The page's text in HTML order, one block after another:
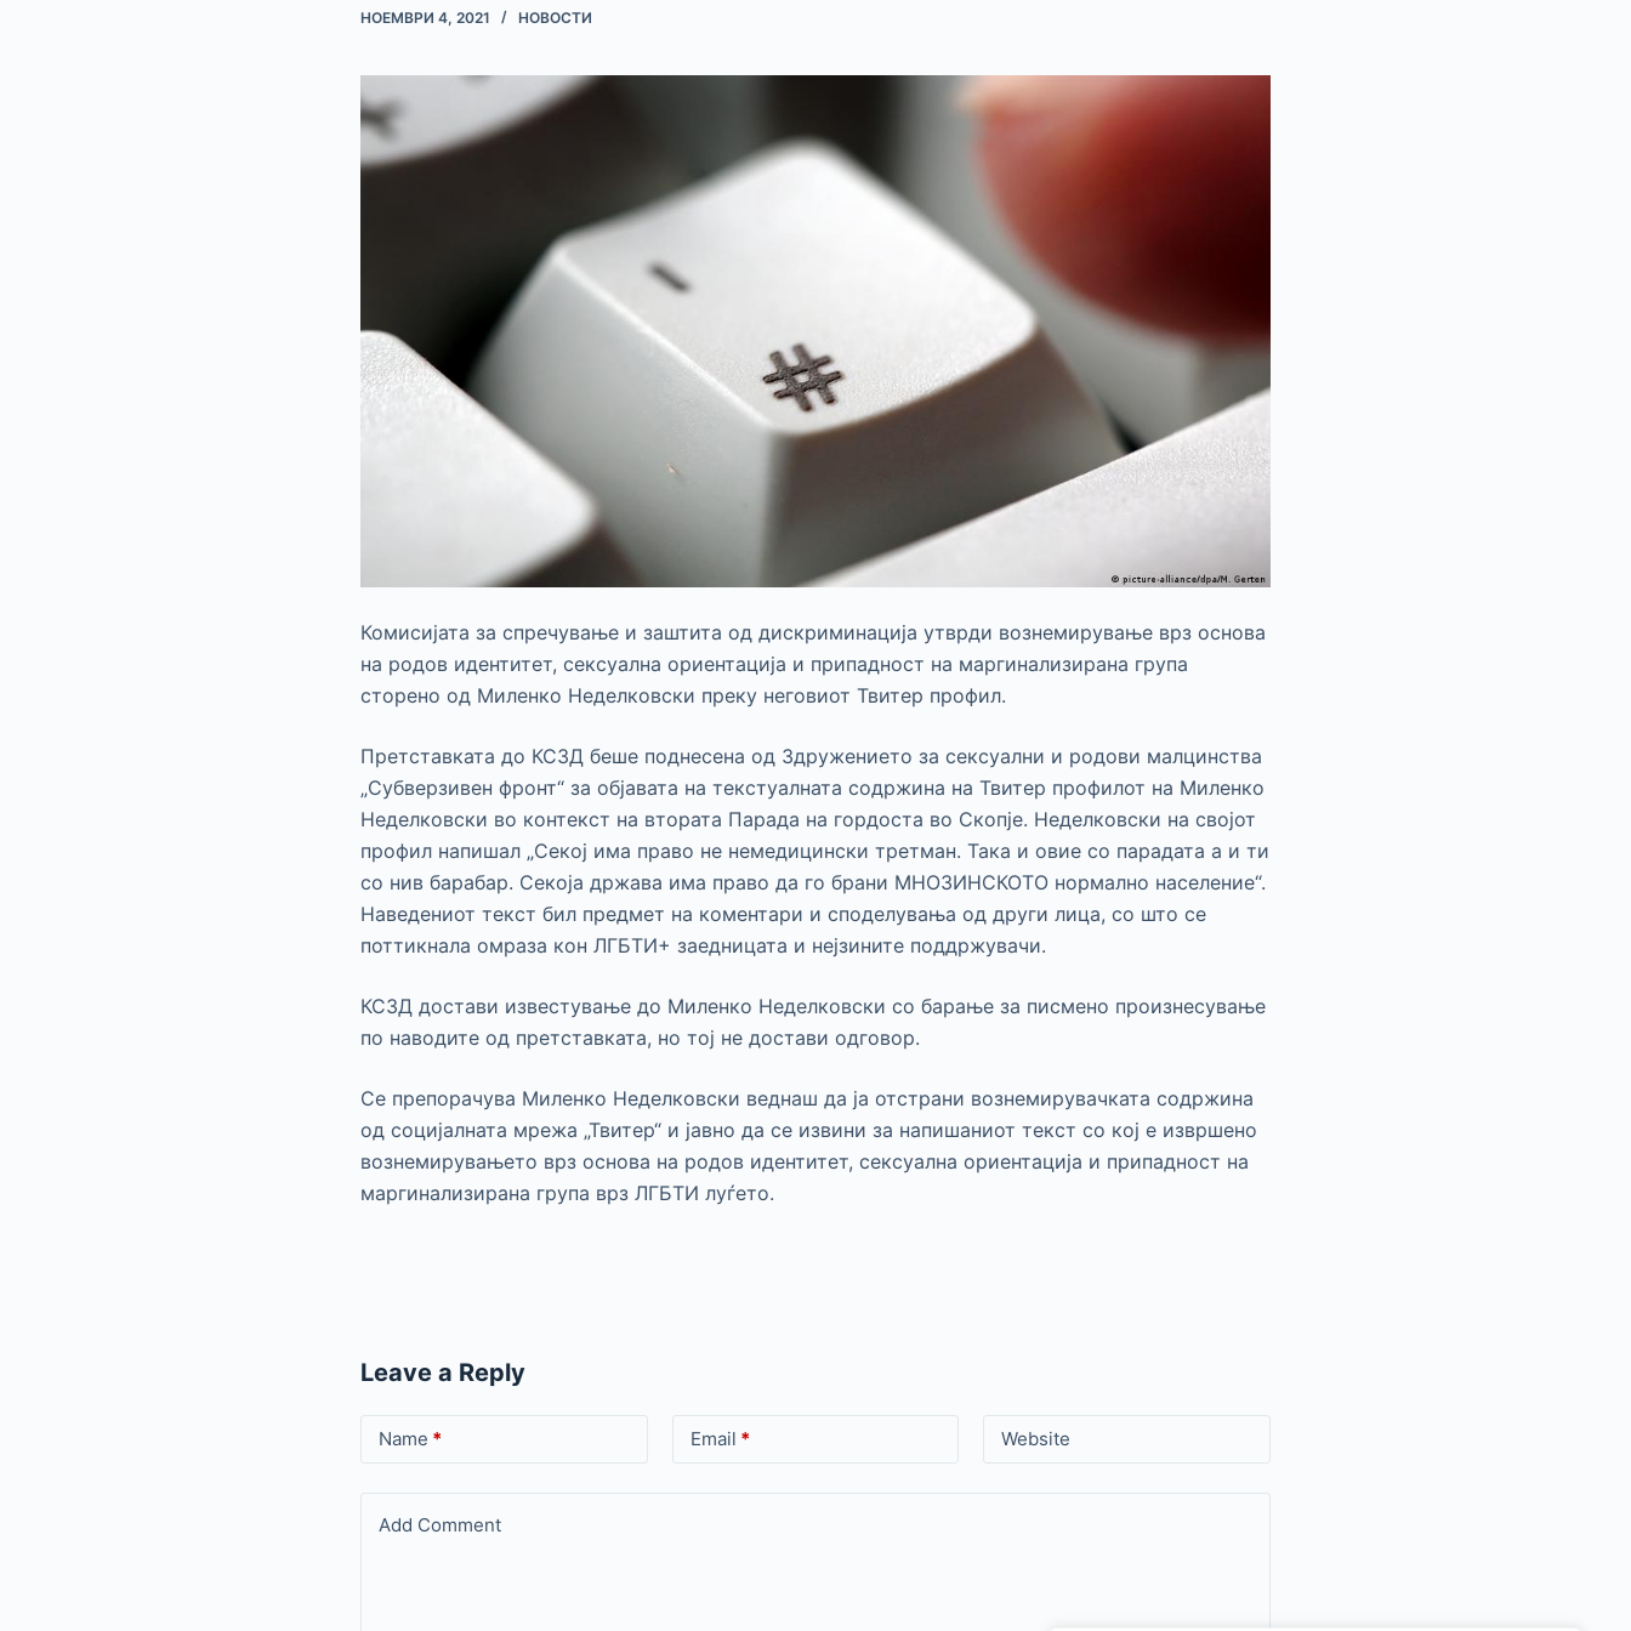
НОЕМВРИ 4, 2021 НОВОСТИ
Комисијата за спречување и заштита од дискриминација утврди вознемирување врз основа
на родов идентитет, сексуална ориентација и припадност на маргинализирана група
сторено од Миленко Неделковски преку неговиот Твитер профил.
Претставката до КСЗД беше поднесена од Здружението за сексуални и родови малцинства
„Субверзивен фронт“ за објавата на текстуалната содржина на Твитер профилот на Миленко
Неделковски во контекст на втората Парада на гордоста во Скопје. Неделковски на својот
профил напишал „Секој има право не немедицински третман. Така и овие со парадата а и ти
со нив барабар. Секоја држава има право да го брани МНОЗИНСКОТО нормално население“.
Наведениот текст бил предмет на коментари и споделувања од други лица, со што се
поттикнала омраза кон ЛГБТИ+ заедницата и нејзините поддржувачи.
КСЗД достави известување до Миленко Неделковски со барање за писмено произнесување
по наводите од претставката, но тој не достави одговор.
Се препорачува Миленко Неделковски веднаш да ја отстрани вознемирувачката содржина
од социјалната мрежа „Твитер“ и јавно да се извини за напишаниот текст со кој е извршено
вознемирувањето врз основа на родов идентитет, сексуална ориентација и припадност на
маргинализирана група врз ЛГБТИ луѓето.
Leave a Reply
Name * Email * Website
Add Comment